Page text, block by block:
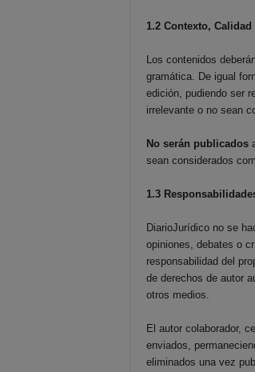
1.2 Contexto,
Los contenidos
gramática. De igual
edición, pudiendo ser
irrelevante o no sean
No serán publicados
sean considerados
1.3
DiarioJurídico no se
opiniones, debates o
responsabilidad del
de derechos de autor
otros medios.
El autor colaborador,
enviados,
eliminados una vez